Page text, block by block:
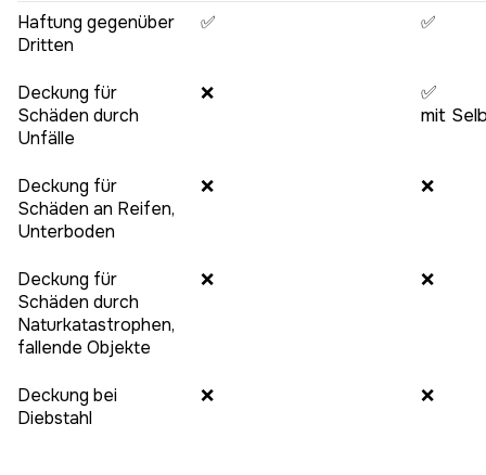
Haftung gegenüber
Dritten
✅ ✅
Deckung für
Schäden durch
Unfälle
❌
✅
mit
Deckung für
Schäden an Reifen,
Unterboden
❌ ❌
Deckung für
Schäden durch
Naturkatastrophen,
fallende Objekte
❌ ❌
Deckung bei
Diebstahl
❌ ❌